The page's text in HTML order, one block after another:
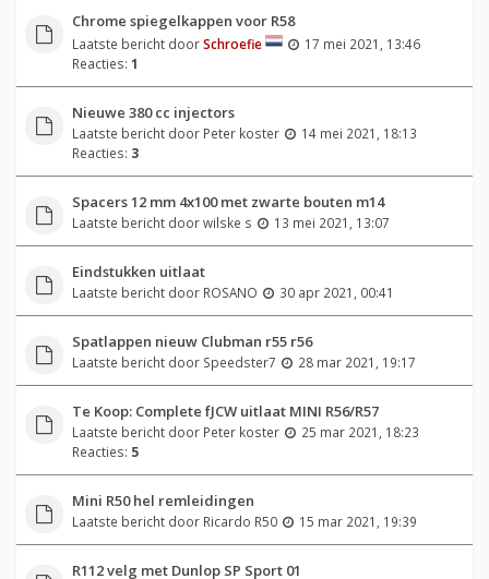
Chrome spiegelkappen voor R58
Laatste bericht doorSchroefie
17 mei 2021, 13:46
Reacties: 1
Nieuwe 380 cc injectors
Laatste bericht door Peter koster
14 mei 2021, 18:13
Reacties: 3
Spacers 12 mm 4x100 met zwarte bouten m14
Laatste bericht doorwilske s 13 mei 2021, 13:07
Eindstukken uitlaat
Laatste bericht door ROSANO 30 apr 2021, 00:41
Spatlappen nieuw Clubman r55 r56
Laatste bericht door Speedster7 28 mar 2021, 19:17
Te Koop: Complete fJCW uitlaat MINI R56/R57
Laatste bericht door Peter koster
25 mar 2021, 18:23
Reacties: 5
Mini R50 hel remleidingen
Laatste bericht door Ricardo R50 15 mar 2021, 19:39
R112 velg met Dunlop SP Sport 01